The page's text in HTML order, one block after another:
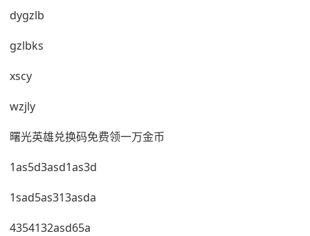
dygzlb
gzlbks
xscy
wzjly
曙光英雄兑换码免费领一万金币
1as5d3asd1as3d
1sad5as313asda
4354132asd65a